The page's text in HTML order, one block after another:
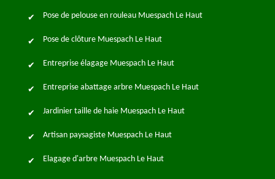
Pose de pelouse en rouleau Muespach Le Haut
Pose de clôture Muespach Le Haut
Entreprise élagage Muespach Le Haut
Entreprise abattage arbre Muespach Le Haut
Jardinier taille de haie Muespach Le Haut
Artisan paysagiste Muespach Le Haut
Elagage d'arbre Muespach Le Haut